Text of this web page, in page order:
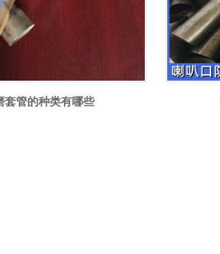
套管的种类有哪些